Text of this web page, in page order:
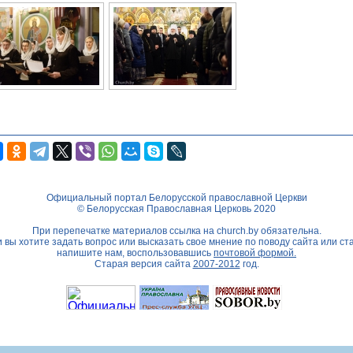
Официальный портал Белорусской православной Церкви
© Белорусская Православная Церковь 2020
При перепечатке материалов ссылка на church.byобязательна.
вы хотите задать вопрос или высказать свое мнение по поводу сайта или
напишите нам, воспользовавшись почтовой формой.
Старая версия сайта 2007-2012 год.